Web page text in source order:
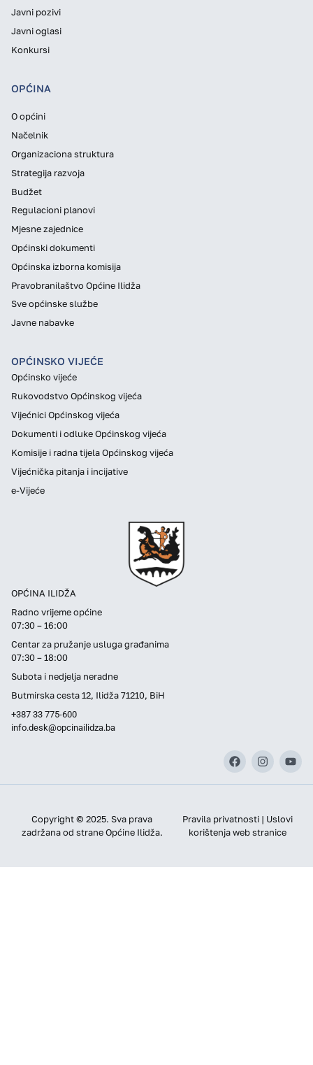
OPĆINA ILIDŽA
Radno vrijeme općine
07:30 – 16:00
Centar za pružanje usluga građanima
07:30 – 18:00
Subota i nedjelja neradne
Butmirska cesta 12, Ilidža 71210, BiH
+387 33 775-600
info.desk@opcinailidza.ba
Javni pozivi
Javni oglasi
Konkursi
OPĆINA
O općini
Načelnik
Organizaciona struktura
Strategija razvoja
Budžet
Regulacioni planovi
Mjesne zajednice
Općinski dokumenti
Općinska izborna komisija
Pravobranilaštvo Općine Ilidža
Sve općinske službe
Javne nabavke
OPĆINSKO VIJEĆE
Općinsko vijeće
Rukovodstvo Općinskog vijeća
Vijećnici Općinskog vijeća
Dokumenti i odluke Općinskog vijeća
Komisije i radna tijela Općinskog vijeća
Vijećnička pitanja i incijative
e-Vijeće
Copyright © 2025. Sva prava
zadržana od strane Općine Ilidža.
Pravila privatnosti | Uslovi
korištenja web stranice